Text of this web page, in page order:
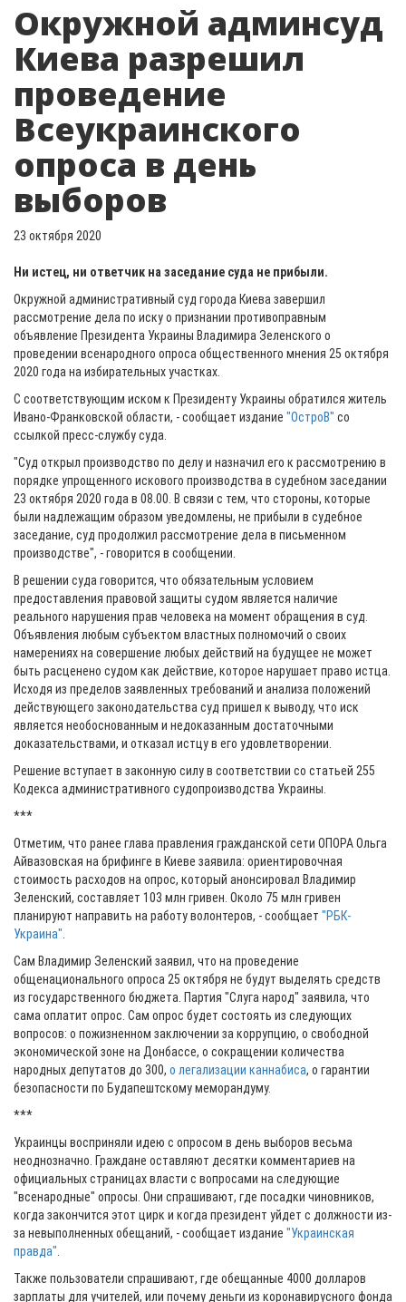
Окружной админсуд
Киева разрешил
проведение
Всеукраинского
опроса в день
выборов
23 октября 2020
Ни истец, ни ответчик на заседание суда не прибыли.
Окружной административный суд города Киева завершил
рассмотрение дела по иску о признании противоправным
объявление Президента Украины Владимира Зеленского о
проведении всенародного опроса общественного мнения 25 октября
2020 года на избирательных участках.
С соответствующим иском к Президенту Украины обратился житель
Ивано-Франковской области, - сообщает издание "ОстроВ" со
ссылкой пресс-службу суда.
"Суд открыл производство по делу и назначил его к рассмотрению в
порядке упрощенного искового производства в судебном заседании
23 октября 2020 года в 08.00. В связи с тем, что стороны, которые
были надлежащим образом уведомлены, не прибыли в судебное
заседание, суд продолжил рассмотрение дела в письменном
производстве", - говорится в сообщении.
В решении суда говорится, что обязательным условием
предоставления правовой защиты судом является наличие
реального нарушения прав человека на момент обращения в суд.
Объявления любым субъектом властных полномочий о своих
намерениях на совершение любых действий на будущее не может
быть расценено судом как действие, которое нарушает право истца.
Исходя из пределов заявленных требований и анализа положений
действующего законодательства суд пришел к выводу, что иск
является необоснованным и недоказанным достаточными
доказательствами, и отказал истцу в его удовлетворении.
Решение вступает в законную силу в соответствии со статьей 255
Кодекса административного судопроизводства Украины.
***
Отметим, что ранее глава правления гражданской сети ОПОРА Ольга
Айвазовская на брифинге в Киеве заявила: ориентировочная
стоимость расходов на опрос, который анонсировал Владимир
Зеленский, составляет 103 млн гривен. Около 75 млн гривен
планируют направить на работу волонтеров, - сообщает "РБК-
Украина"
Сам Владимир Зеленский заявил, что на проведение
общенационального опроса 25 октября не будут выделять средств
из государственного бюджета. Партия "Слуга народ" заявила, что
сама оплатит опрос. Сам опрос будет состоять из следующих
вопросов: о пожизненном заключении за коррупцию, о свободной
экономической зоне на Донбассе, о сокращении количества
народных депутатов до 300, о легализации каннабиса, о гарантии
безопасности по Будапештскому меморандуму.
***
Украинцы восприняли идею с опросом в день выборов весьма
неоднозначно. Граждане оставляют десятки комментариев на
официальных страницах власти с вопросами на следующие
"всенародные" опросы. Они спрашивают, где посадки чиновников,
когда закончится этот цирк и когда президент уйдет с должности из-
за невыполненных обещаний, - сообщает издание "Украинская
правда"
Также пользователи спрашивают, где обещанные 4000 долларов
зарплаты для учителей, или почему деньги из коронавирусного фонда